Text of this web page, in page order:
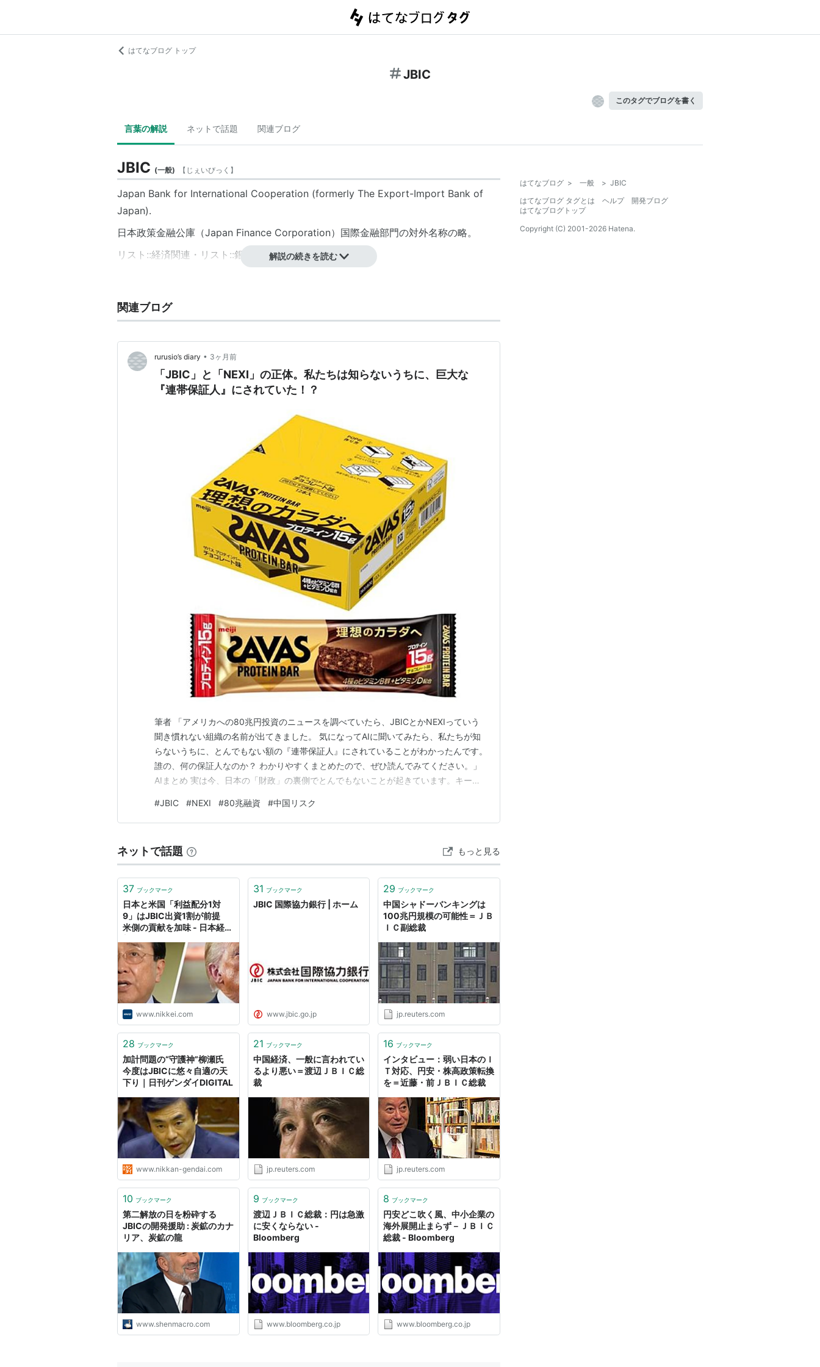
はてなブログ トップ
JBIC
このタグでブログを書く
言葉の解説 ネットで話題 関連ブログ
JBIC (一般) 【 じぇいびっく 】
Japan Bank for International Cooperation (formerly The Export-Import Bank of
Japan).
日本政策金融公庫 （Japan Finance Corporation）国際金融部門の対外名称の略。
リスト::経済関連 ・ リスト::銀行 解説の続きを読む
関連ブログ
rurusio’s diary • 3ヶ月前
「JBIC」と「NEXI」の正体。私たちは知らないうちに、巨大な
『連帯保証人』にされていた！？
筆者 「アメリカへの80兆円投資のニュースを調べていたら、JBICとかNEXIっていう
聞き慣れない組織の名前が出てきました。 気になってAIに聞いてみたら、私たちが知
らないうちに、とんでもない額の『連帯保証人』にされていることがわかったんです。
誰の、何の保証人なのか？ わかりやすくまとめたので、ぜひ読んでみてください。」
AIまとめ 実は今、日本の「財政」の裏側でとんでもないことが起きています。キーワ
の財布とつながっている日本企業が海外（中国やアメリカ）でビジネスをする際、お金
を貸したり（JBIC）、リス…
#JBIC #NEXI #80兆融資 #中国リスク
ネットで話題 もっと見る
37 ブックマーク
日本と米国「利益配分1対
9」はJBIC出資1割が前提
米側の貢献を加味 - 日本経済
www.nikkei.com
31 ブックマーク
JBIC 国際協力銀行 | ホーム
www.jbic.go.jp
29 ブックマーク
中国シャドーバンキングは
100兆円規模の可能性＝ＪＢ
ＩＣ副総裁
jp.reuters.com
28 ブックマーク
加計問題の“守護神”柳瀬氏
今度はJBICに悠々自適の天
下り｜日刊ゲンダイDIGITAL
www.nikkan-gendai.com
21 ブックマーク
中国経済、一般に言われてい
るより悪い＝渡辺ＪＢＩＣ総
裁
jp.reuters.com
16 ブックマーク
インタビュー：弱い日本のＩ
Ｔ対応、円安・株高政策転換
を＝近藤・前ＪＢＩＣ総裁
jp.reuters.com
10 ブックマーク
第二解放の日を粉砕する
JBICの開発援助 : 炭鉱のカナ
リア、炭鉱の龍
www.shenmacro.com
9 ブックマーク
渡辺ＪＢＩＣ総裁：円は急激
に安くならない -
Bloomberg
www.bloomberg.co.jp
8 ブックマーク
円安どこ吹く風、中小企業の
海外展開止まらず－ＪＢＩＣ
総裁 - Bloomberg
www.bloomberg.co.jp
はてなブログ > 一般 > JBIC
はてなブログ タグとは
ヘルプ
開発ブログ
はてなブログトップ
Copyright (C) 2001-2026 Hatena.